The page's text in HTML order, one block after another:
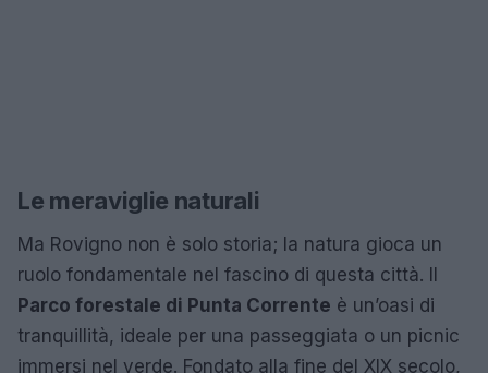
Le meraviglie naturali
Ma Rovigno non è solo storia; la natura gioca un
ruolo fondamentale nel fascino di questa città. Il
Parco forestale di Punta Corrente è un’oasi di
tranquillità, ideale per una passeggiata o un picnic
immersi nel verde. Fondato alla fine del XIX secolo,